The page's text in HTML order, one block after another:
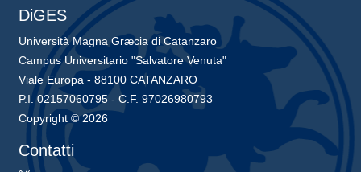
DiGES
Università Magna Græcia di Catanzaro
Campus Universitario "Salvatore Venuta"
Viale Europa - 88100 CATANZARO
P.I. 02157060795 - C.F. 97026980793
Copyright © 2026
Contatti